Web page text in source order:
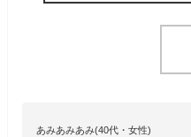
あみあみあみ(40代・女性)